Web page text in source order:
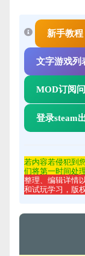
新手教程
文字游戏列
MOD订阅
登录steam
若内容若侵犯到
们将第一时间处
整理、编辑详情
和试玩学习，版